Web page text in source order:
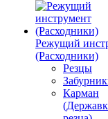
Режущий
(Расходники)
Резцы
Карман